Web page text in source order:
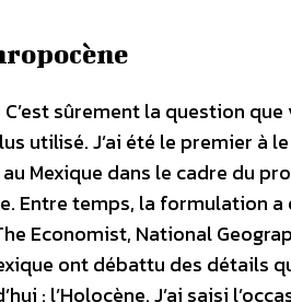
sûrement la question que
utilisé. J’ai été le premier à
Mexique dans le cadre du
Entre temps, la formulation
Economist, National
ont débattu des détails
: l’Holocène. J’ai saisi